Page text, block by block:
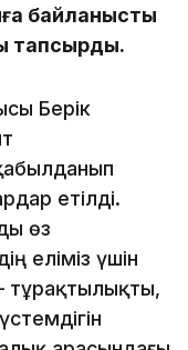
байланысты
тапсырды.
Берік
етілді.
өз
еліміз үшін
тұрақтылықты,